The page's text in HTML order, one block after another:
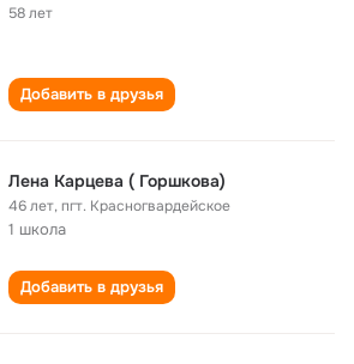
58 лет
Добавить в друзья
Лена Карцева ( Горшкова)
46 лет,пгт. Красногвардейское
1 школа
Добавить в друзья